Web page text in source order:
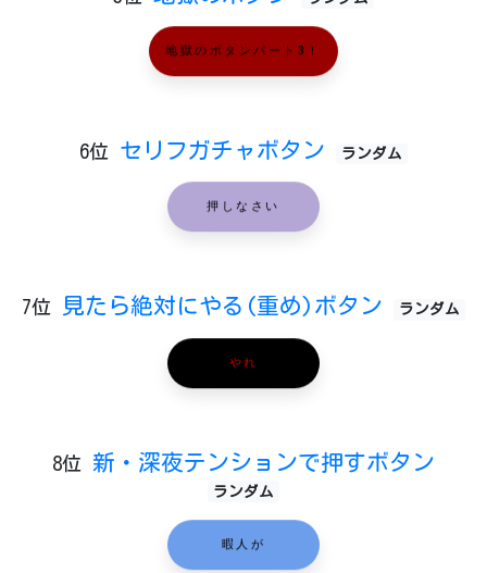
地獄のボタンパート3！
6位 セリフガチャボタン ランダム
押しなさい
7位 見たら絶対にやる(重め)ボタン ランダム
やれ
8位 新・深夜テンションで押すボタン
ランダム
暇人が